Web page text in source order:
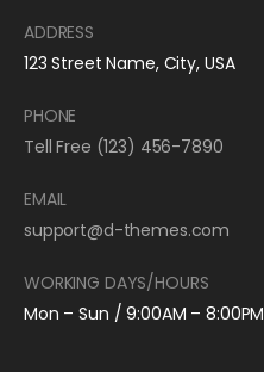
ADDRESS
123 Street Name, City, USA
PHONE
Tell Free (123) 456-7890
EMAIL
support@d-themes.com
WORKING DAYS/HOURS
Mon – Sun / 9:00AM – 8:00PM